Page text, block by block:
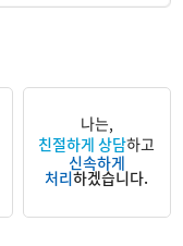
나는,
친절하게 상담하고
신속하게
처리하겠습니다.